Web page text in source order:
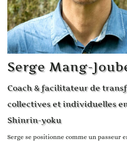
Serge Mang-
Coach & facilitateur de
collectives et individuelles
Shinrin-yoku
Serge se positionne comme un passeur